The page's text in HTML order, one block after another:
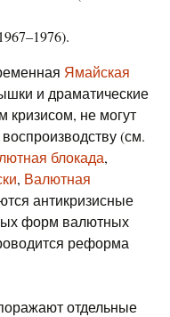
Ямайская
и драматические
не могут
(см.
блокада,
, Валютная
антикризисные
форм валютных
реформа
отдельные